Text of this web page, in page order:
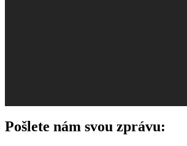
Pošlete nám svou zprávu: